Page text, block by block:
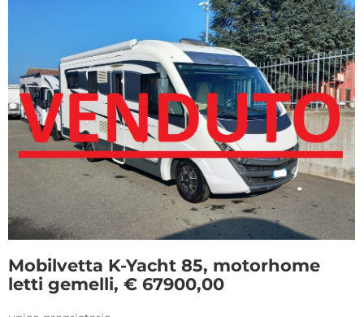
Mobilvetta K-Yacht 85, motorhome
letti gemelli, € 67900,00